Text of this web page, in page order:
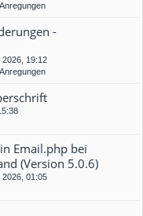
-
2026, 19:12
Email.php bei
(Version 5.0.6)
2026, 01:05